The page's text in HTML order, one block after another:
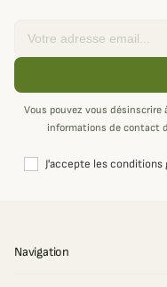
Vous pouvez vous
informations de contact
J'accepte les
Navigation